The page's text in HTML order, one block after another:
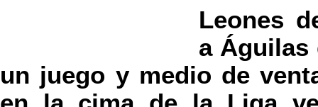
Leones
a Águilas
un juego y medio de